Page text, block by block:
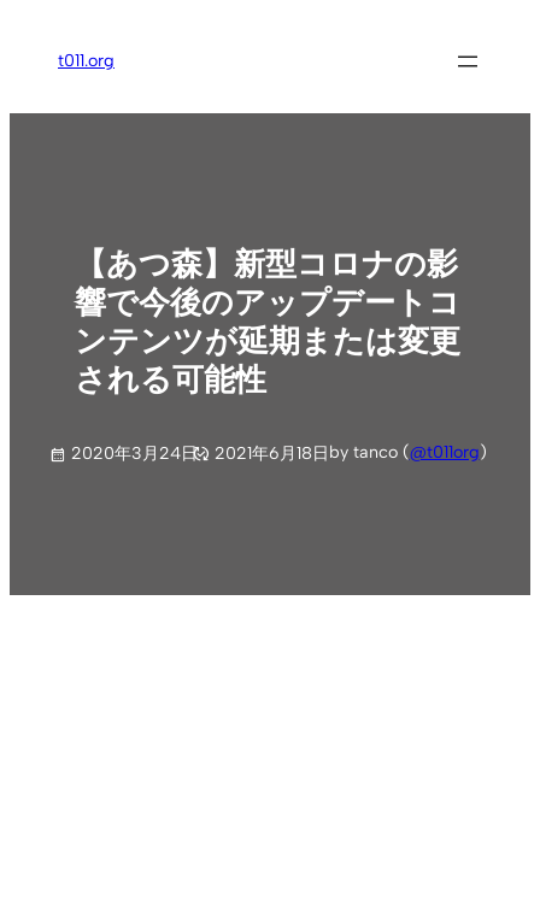
ス
t011.org
【あつ森】新型コロナの影
響で今後のアップデートコ
ンテンツが延期または変更
される可能性
2020年3月24日 2021年6月18日by tanco (@t011org)